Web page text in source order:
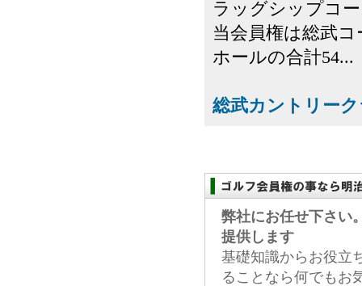
ラッグシップコ
当会員権は総武
ホールの合計54...
総武カントリー
弊社にお任せ下さい
提供します
基礎知識からお役立
ることなら何でもお